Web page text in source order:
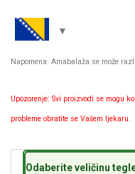
Napomena: Amabalaža se može
Upozorenje: Svi proizvodi se mogu
probleme obratite se Vašem ljekaru.
Odaberite veličinu